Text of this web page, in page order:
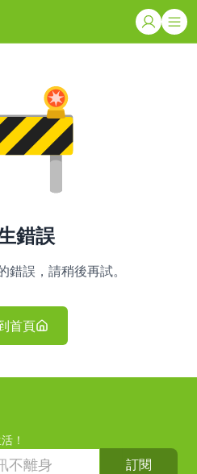
錯誤
錯誤，請稍後再試。
首頁
！
訂閱